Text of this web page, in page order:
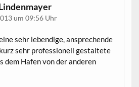
um 09:56 Uhr
sehr lebendige, ansprechende
sehr professionell gestaltete
dem Hafen von der anderen